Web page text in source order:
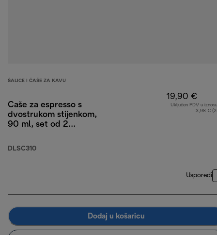
ŠALICE I ČAŠE ZA KAVU
Čaše za espresso s
dvostrukom stijenkom,
90 ml, set od 2
DLSC310
19,90 €
Uključen PDV u
3,98 €
Usporedi
Dodaj u košaricu